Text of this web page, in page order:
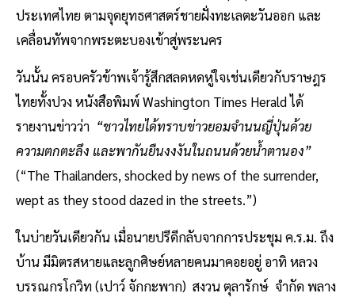
ประเทศไทย ตามจุดยุทธศาสตร์ชายฝั่งทะเลตะวันออก และ
เคลื่อนทัพจากพระตะบองเข้าสู่พระนคร
วันนั้น ครอบครัวข้าพเจ้ารู้สึกสลดหดหู่ใจเช่นเดียวกับราษฎร
ไทยทั้งปวง หนังสือพิมพ์ Washington Times Herald ได้
รายงานข่าวว่า “ชาวไทยได้ทราบข่าวยอมจำนนญี่ปุ่นด้วย
ความตกตะลึง และพากันยืนงงงันในถนนด้วยน้ำตานอง”
(“The Thailanders, shocked by news of the surrender,
wept as they stood dazed in the streets.”)
ในบ่ายวันเดียวกัน เมื่อนายปรีดีกลับจากการประชุม ค.ร.ม. ถึง
บ้าน มีมิตรสหายและลูกศิษย์หลายคนมาคอยอยู่ อาทิ หลวง
บรรณกรโกวิท (เปาว์ จักกะพาก) สงวน ตุลารักษ์ จำกัด พลาง